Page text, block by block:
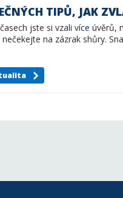
TIPŮ, JAK
jste si vzali více
nečekejte na zázrak shůry.